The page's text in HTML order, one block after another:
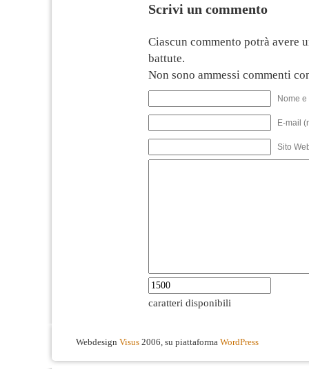
Scrivi un commento
Ciascun commento potrà avere
battute.
Non sono ammessi commenti
Nome
E-mail
Sito
caratteri disponibili
Webdesign Visus 2006, su piattaforma WordPress